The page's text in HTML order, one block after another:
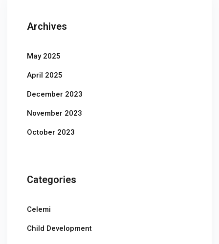
Archives
May 2025
April 2025
December 2023
November 2023
October 2023
Categories
Celemi
Child Development